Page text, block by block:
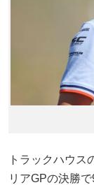
トラックハウス
リアGPの決勝